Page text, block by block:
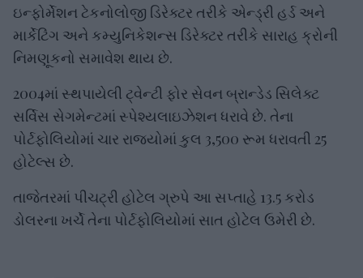
ઇન્ફોર્મેશન ટેકનોલોજી ડિરેક્ટર તરીકે એન્ડ્રી હર્ડ અને
માર્કેટિંગ અને કમ્યુનિકેશન્સ ડિરેક્ટર તરીકે સારાહ ક્રોની
નિમણૂકનો સમાવેશ થાય છે.
2004માં સ્થપાયેલી ટ્વેન્ટી ફોર સેવન બ્રાન્ડેડ સિલેક્ટ
સર્વિસ સેગમેન્ટમાં સ્પેશ્યલાઇઝેશન ધરાવે છે. તેના
પોર્ટફોલિયોમાં ચાર રાજ્યોમાં કુલ 3,500 રૂમ ધરાવતી 25
હોટેલ્સ છે.
તાજેતરમાં પીચટ્રી હોટેલ ગ્રુપે આ સપ્તાહે 13.5 કરોડ
ડોલરના ખર્ચે તેના પોર્ટફોલિયોમાં સાત હોટેલ ઉમેરી છે.